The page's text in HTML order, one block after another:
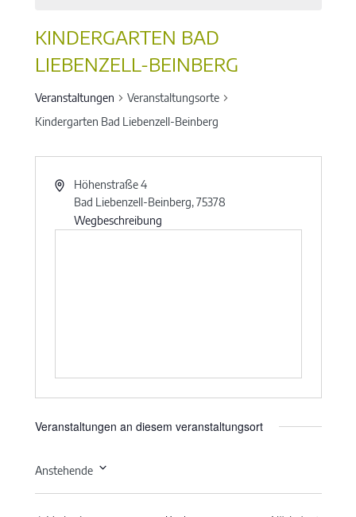
KINDERGARTEN BAD
LIEBENZELL-BEINBERG
Veranstaltungen
Veranstaltungsorte
Kindergarten Bad Liebenzell-Beinberg
Höhenstraße 4
Bad Liebenzell-Beinberg,75378
Wegbeschreibung
Veranstaltungen an diesem veranstaltungsort
Anstehende